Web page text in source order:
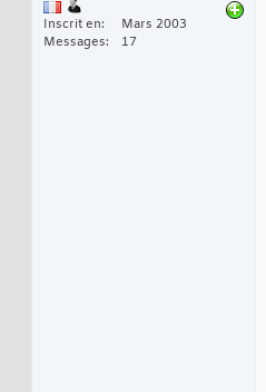
Inscrit en
Mars 2003
Messages
17